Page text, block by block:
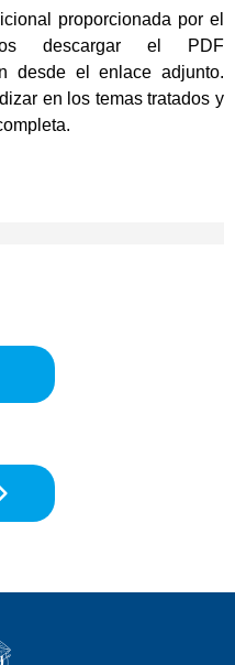
proporcionada por el
descargar el PDF
desde el enlace adjunto.
en los temas tratados y